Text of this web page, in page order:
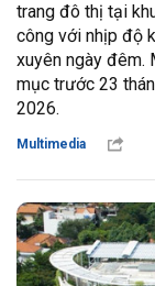
trang đô thị tại
công với nhịp độ
xuyên ngày đêm.
mục trước 23
2026.
Multimedia